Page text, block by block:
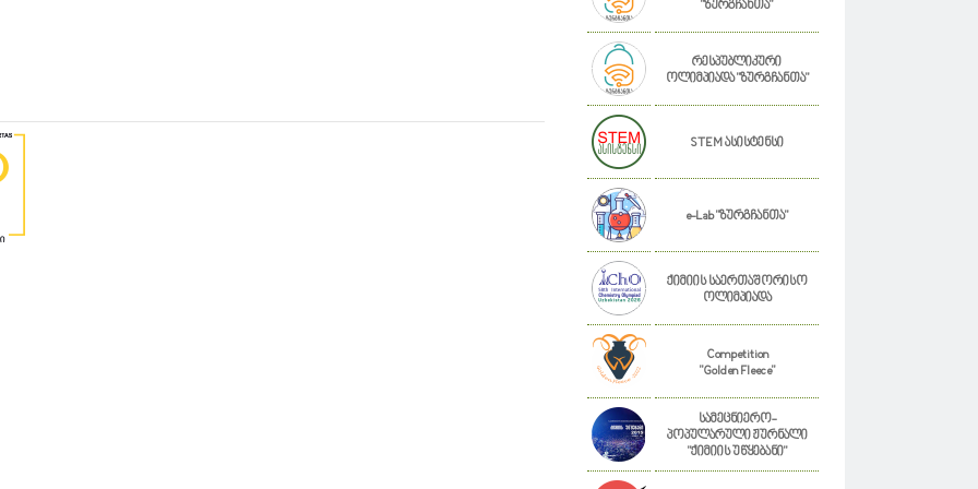
"ზურგჩანთა"
რესპუბლიკური
ოლიმპიადა "ზურგჩანთა"
STEM ასისტენსი
e-Lab "ზურგჩანთა"
ქიმიის საერთაშორისო
ოლიმპიადა
Competition
"Golden Fleece"
სამეცნიერო-
პოპულარული ჟურნალი
"ქიმიის უწყებანი"